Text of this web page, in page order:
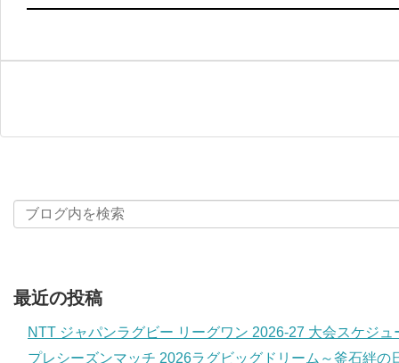
最近の投稿
NTT ジャパンラグビー リーグワン 2026-27 大会スケジュ
プレシーズンマッチ 2026ラグビッグドリーム～釜石絆の